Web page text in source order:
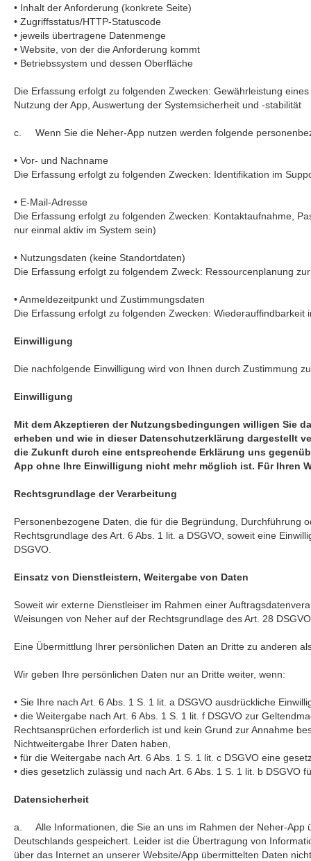
• Inhalt der Anforderung (konkrete Seite)
• Zugriffsstatus/HTTP-Statuscode
• jeweils übertragene Datenmenge
• Website, von der die Anforderung kommt
• Betriebssystem und dessen Oberfläche
Die Erfassung erfolgt zu folgenden Zwecken: Gewährleistung
Nutzung der App, Auswertung der Systemsicherheit und -stabilität
c. Wenn Sie die Neher-App nutzen werden folgende
• Vor- und Nachname
Die Erfassung erfolgt zu folgenden Zwecken: Identifikation im
• E-Mail-Adresse
Die Erfassung erfolgt zu folgenden Zwecken: Kontaktaufnahme,
nur einmal aktiv im System sein)
• Nutzungsdaten (keine Standortdaten)
Die Erfassung erfolgt zu folgendem Zweck: Ressourcenplanung
• Anmeldezeitpunkt und Zustimmungsdaten
Die Erfassung erfolgt zu folgenden Zwecken:
Einwilligung
Die nachfolgende Einwilligung wird von Ihnen durch Zustimmung
Einwilligung
Mit dem Akzeptieren der Nutzungsbedingungen willigen Sie
erheben und wie in dieser Datenschutzerklärung dargestellt
die Zukunft durch eine entsprechende Erklärung uns
App ohne Ihre Einwilligung nicht mehr möglich ist. Für Ihren
Rechtsgrundlage der Verarbeitung
Personenbezogene Daten, die für die Begründung, Durchführung
Rechtsgrundlage des Art. 6 Abs. 1 lit. a DSGVO, soweit eine
DSGVO.
Einsatz von Dienstleistern, Weitergabe von Daten
Soweit wir externe Dienstleiser im Rahmen einer
Weisungen von Neher auf der Rechtsgrundlage des Art. 28
Eine Übermittlung Ihrer persönlichen Daten an Dritte zu anderen
Wir geben Ihre persönlichen Daten nur an Dritte weiter, wenn:
• Sie Ihre nach Art. 6 Abs. 1 S. 1 lit. a DSGVO ausdrückliche
• die Weitergabe nach Art. 6 Abs. 1 S. 1 lit. f DSGVO zur
Rechtsansprüchen erforderlich ist und kein Grund zur Annahme
Nichtweitergabe Ihrer Daten haben,
• für die Weitergabe nach Art. 6 Abs. 1 S. 1 lit. c DSGVO eine
• dies gesetzlich zulässig und nach Art. 6 Abs. 1 S. 1 lit. b
Datensicherheit
a. Alle Informationen, die Sie an uns im Rahmen der Neher-App
Deutschlands gespeichert. Leider ist die Übertragung von
über das Internet an unserer Website/App übermittelten Daten